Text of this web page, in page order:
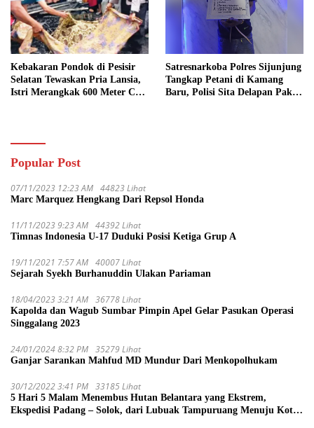
Kebakaran Pondok di Pesisir
Selatan Tewaskan Pria Lansia,
Istri Merangkak 600 Meter Cari
Satresnarkoba Polres Sijunjung
Tangkap Petani di Kamang
Baru, Polisi Sita Delapan Paket
Popular Post
07/11/2023 12:23 AM 44823 Lihat
Marc Marquez Hengkang Dari Repsol Honda
11/11/2023 9:23 AM 44392 Lihat
Timnas Indonesia U-17 Duduki Posisi Ketiga Grup A
19/11/2021 7:57 AM 40007 Lihat
Sejarah Syekh Burhanuddin Ulakan Pariaman
18/04/2023 3:21 AM 36778 Lihat
Kapolda dan Wagub Sumbar Pimpin Apel Gelar Pasukan Operasi
Singgalang 2023
24/01/2024 8:32 PM 35279 Lihat
Ganjar Sarankan Mahfud MD Mundur Dari Menkopolhukam
30/12/2022 3:41 PM 33185 Lihat
5 Hari 5 Malam Menembus Hutan Belantara yang Ekstrem,
Ekspedisi Padang – Solok, dari Lubuak Tampuruang Menuju Koto